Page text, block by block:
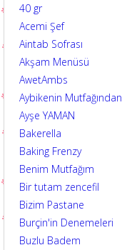
40 gr
Acemi Şef
Aintab Sofrası
Akşam Menüsü
AwetAmbs
Aybikenin Mutfağından
Ayşe YAMAN
Bakerella
Baking Frenzy
Benim Mutfağım
Bir tutam zencefil
Bizim Pastane
Burçin'in Denemeleri
Buzlu Badem